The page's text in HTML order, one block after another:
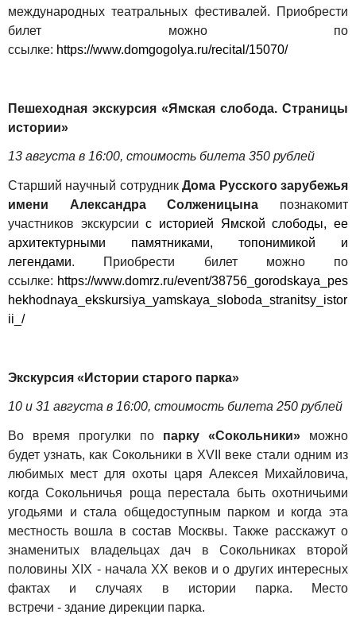
международных театральных фестивалей. Приобрести
билет можно по
ссылке: https://www.domgogolya.ru/recital/15070/
Пешеходная экскурсия «Ямская слобода. Страницы
истории»
13 августа в 16:00, стоимость билета 350 рублей
Старший научный сотрудникДома Русского зарубежья
имени Александра Солженицына познакомит
участников экскурсиис историей Ямской слободы, ее
архитектурными памятниками, топонимикой и
легендами. Приобрести билет можно по
ссылке: https://www.domrz.ru/event/38756_gorodskaya_pes
hekhodnaya_ekskursiya_yamskaya_sloboda_stranitsy_istor
ii_/
Экскурсия « Истории старого парка»
10 и 31 августа в 16:00, стоимость билета 250 рублей
Во время прогулки по парку «Сокольники» можно
будет узнать, как Сокольники в XVII веке стали одним из
любимых мест для охоты царя Алексея Михайловича,
когда Сокольничья роща перестала быть охотничьими
угодьями и стала общедоступным парком и когда эта
местность вошла в состав Москвы. Также расскажут о
знаменитых владельцах дач в Сокольниках второй
половины XIX - начала XX веков и о других интересных
фактах и случаях в истории парка.
Место
встречи - здание дирекции парка.